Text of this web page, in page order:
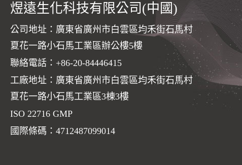
煜遠生化科技有限公司(中國)
公司地址：廣東省廣州市白雲區均禾街石馬村
夏花一路小石馬工業區辦公樓5樓
聯絡電話： +86-20-84446415
工廠地址：廣東省廣州市白雲區均禾街石馬村
夏花一路小石馬工業區3棟3樓
ISO 22716 GMP
國際條碼：4712487099014